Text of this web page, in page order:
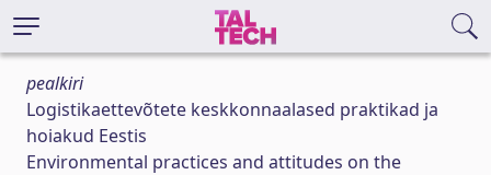
pealkiri
Logistikaettevõtete keskkonnaalased praktikad ja
hoiakud Eestis
Environmental practices and attitudes on the